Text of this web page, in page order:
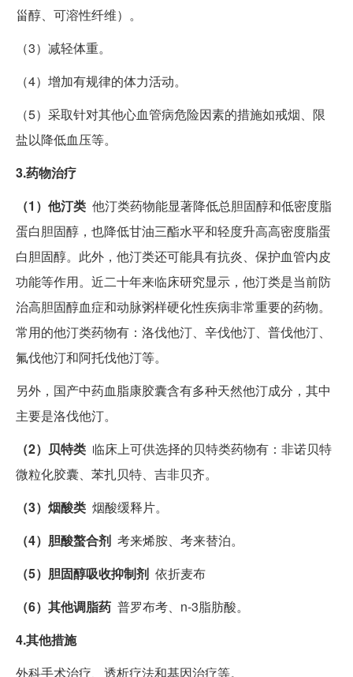
甾醇、可溶性纤维）。
（3）减轻体重。
（4）增加有规律的体力活动。
（5）采取针对其他心血管病危险因素的措施如戒烟、限
盐以降低血压等。
3.药物治疗
（1）他汀类 他汀类药物能显著降低总胆固醇和低密度脂
蛋白胆固醇，也降低甘油三酯水平和轻度升高高密度脂蛋
白胆固醇。此外，他汀类还可能具有抗炎、保护血管内皮
功能等作用。近二十年来临床研究显示，他汀类是当前防
治高胆固醇血症和动脉粥样硬化性疾病非常重要的药物。
常用的他汀类药物有：洛伐他汀、辛伐他汀、普伐他汀、
氟伐他汀和阿托伐他汀等。
另外，国产中药血脂康胶囊含有多种天然他汀成分，其中
主要是洛伐他汀。
（2）贝特类 临床上可供选择的贝特类药物有：非诺贝特
微粒化胶囊、苯扎贝特、吉非贝齐。
（3）烟酸类 烟酸缓释片。
（4）胆酸螯合剂 考来烯胺、考来替泊。
（5）胆固醇吸收抑制剂 依折麦布
（6）其他调脂药 普罗布考、n-3脂肪酸。
4.其他措施
外科手术治疗、透析疗法和基因治疗等。